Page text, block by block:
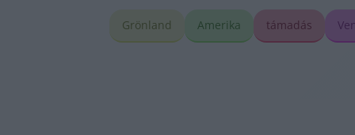
Grönland Amerika támadás